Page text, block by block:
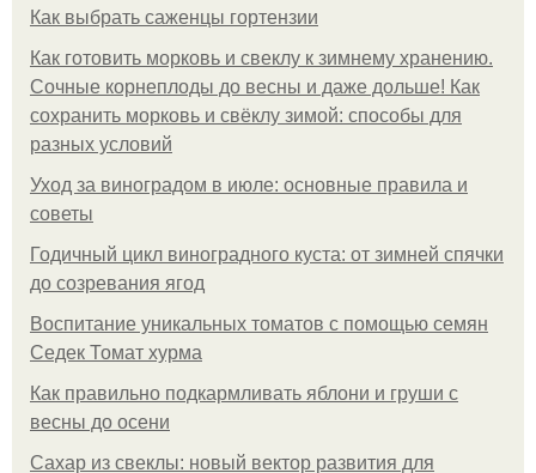
Как выбрать саженцы гортензии
Как готовить морковь и свеклу к зимнему хранению.
Сочные корнеплоды до весны и даже дольше! Как
сохранить морковь и свёклу зимой: способы для
разных условий
Уход за виноградом в июле: основные правила и
советы
Годичный цикл виноградного куста: от зимней спячки
до созревания ягод
Воспитание уникальных томатов с помощью семян
Седек Томат хурма
Как правильно подкармливать яблони и груши с
весны до осени
Сахар из свеклы: новый вектор развития для